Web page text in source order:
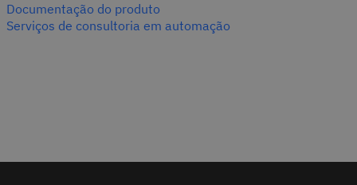
Documentação do produto
Serviços de consultoria em automação